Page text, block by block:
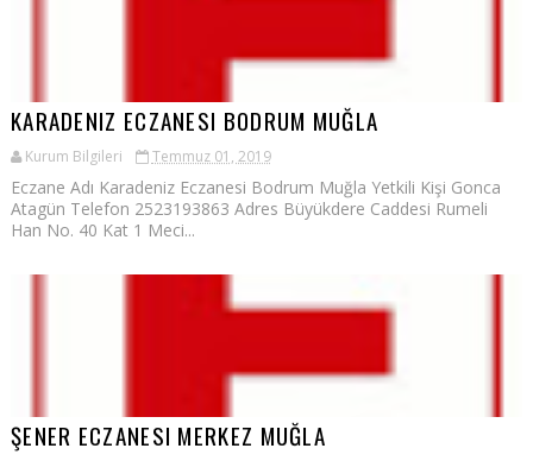
KARADENIZ ECZANESI BODRUM MUĞLA
Kurum Bilgileri Temmuz 01, 2019
Eczane Adı Karadeniz Eczanesi Bodrum Muğla Yetkili Kişi Gonca
Atagün Telefon 2523193863 Adres Büyükdere Caddesi Rumeli
Han No. 40 Kat 1 Meci...
ŞENER ECZANESI MERKEZ MUĞLA